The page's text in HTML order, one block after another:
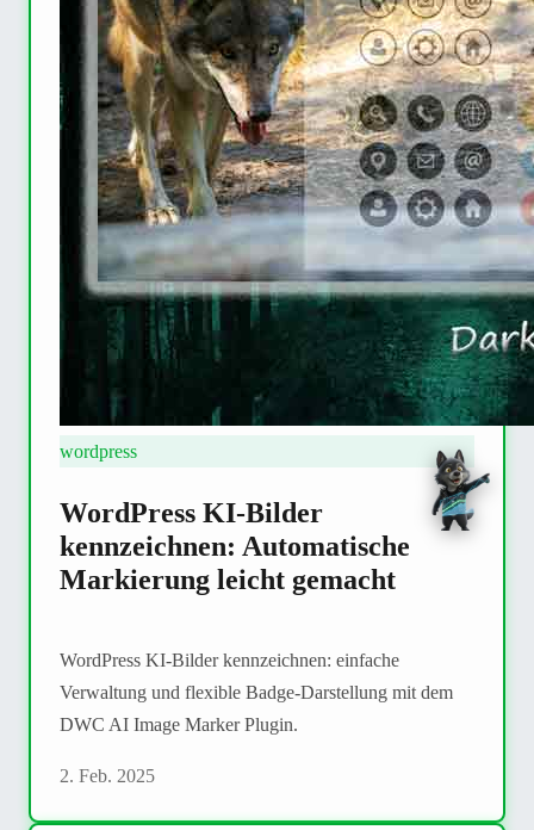
wordpress
WordPress KI-Bilder
kennzeichnen: Automatische
Markierung leicht gemacht
WordPress KI-Bilder kennzeichnen: einfache
Verwaltung und flexible Badge-Darstellung mit dem
DWC AI Image Marker Plugin.
2. Feb. 2025